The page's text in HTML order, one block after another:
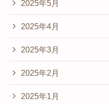
2025年5月
2025年4月
2025年3月
2025年2月
2025年1月